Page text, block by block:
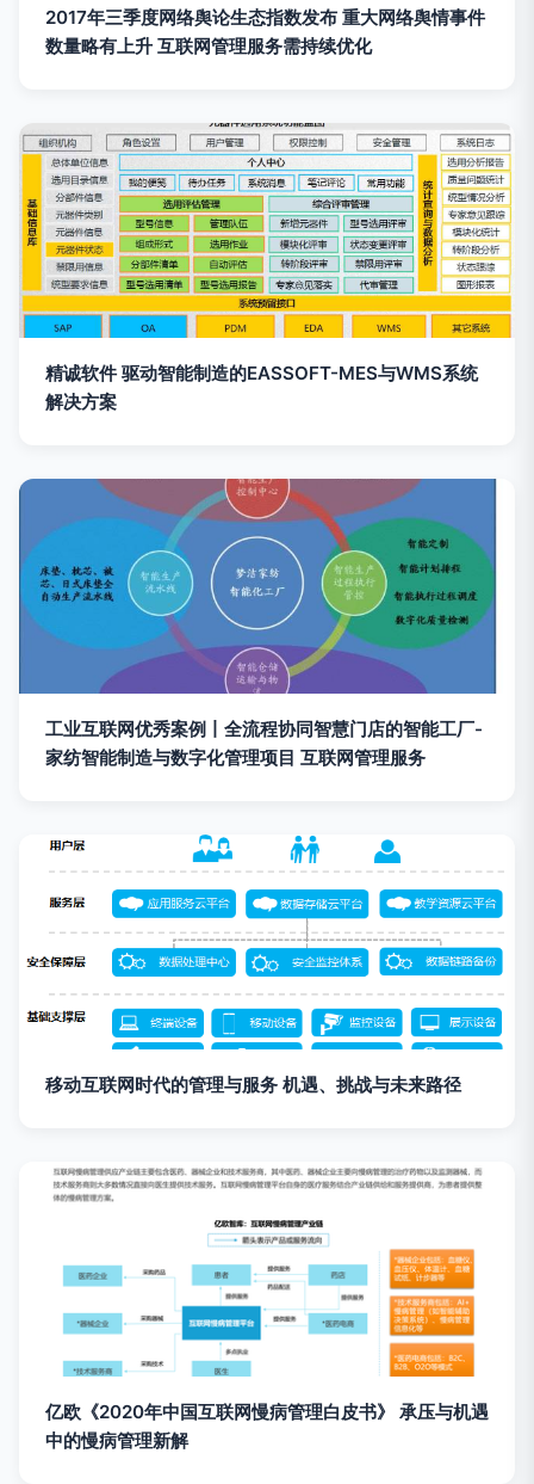
2017年三季度网络舆论生态指数发布 重大网络舆情事件
数量略有上升 互联网管理服务需持续优化
精诚软件 驱动智能制造的EASSOFT-MES与WMS系统
解决方案
工业互联网优秀案例丨全流程协同智慧门店的智能工厂-
家纺智能制造与数字化管理项目 互联网管理服务
移动互联网时代的管理与服务 机遇、挑战与未来路径
亿欧《2020年中国互联网慢病管理白皮书》 承压与机遇
中的慢病管理新解